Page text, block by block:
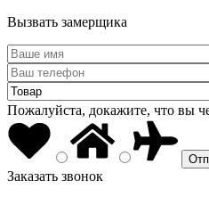
Вызвать замерщика
Пожалуйста, докажите, что вы
Заказать звонок